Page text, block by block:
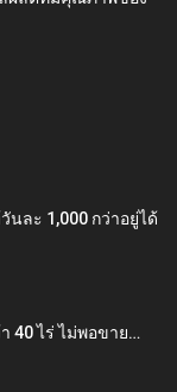
นละ 1,000 กว่าอยู่ได้
40 ไร่ ไม่พอขาย…